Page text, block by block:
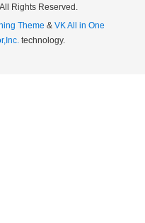
Rights Reserved.
Theme & VK All in One
technology.